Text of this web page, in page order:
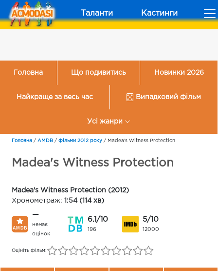
Таланти Кастинги
Головна Що подивитись Новинки 2026
Найкраще за весь час Випадковий фільм
Усі жанри
Головна / AMDB / Фільми 2012 року / Madea's Witness Protection
Madea's Witness Protection
Madea's Witness Protection (2012)
Хронометраж: 1:54 (114 хв)
—
немає
оцінок
6.1/10
196
5/10
12000
Оцініть фільм: